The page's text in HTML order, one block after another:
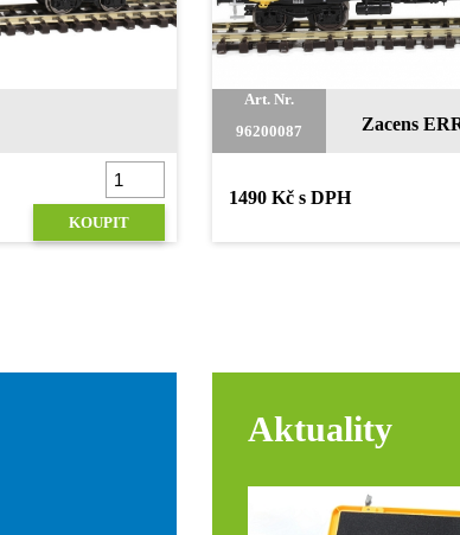
KOUPIT
Art. Nr.
96200087
Zacens
1490 Kč s DPH
Aktuality